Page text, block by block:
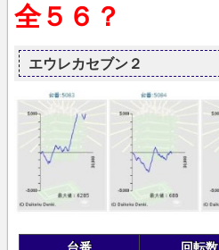
全５６？
エウレカセブン２
台番 回転数